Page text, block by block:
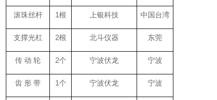
滚珠丝杆 1根 上银科技 中国台湾
支撑光杠 2根 北斗仪器 东莞
传 动 轮 2个 宁波伏龙 宁波
齿 形 带 1个 宁波伏龙 宁波